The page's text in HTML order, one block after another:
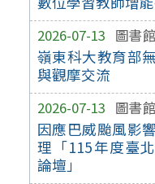
2026-07-13 圖書館
嶺東科大教育部
與觀摩交流
2026-07-13 圖書館
因應巴威颱風影
理「115年度臺
論壇」